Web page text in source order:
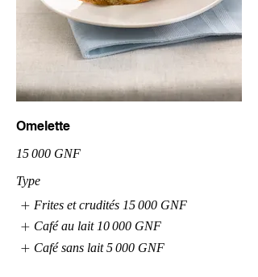
Omelette
15 000 GNF
Type
Frites et crudités 15 000 GNF
Café au lait 10 000 GNF
Café sans lait 5 000 GNF